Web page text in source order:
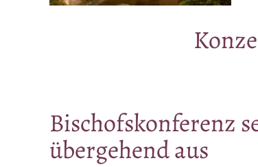
Bi­schofs­kon­fe­renz
über­ge­hend aus